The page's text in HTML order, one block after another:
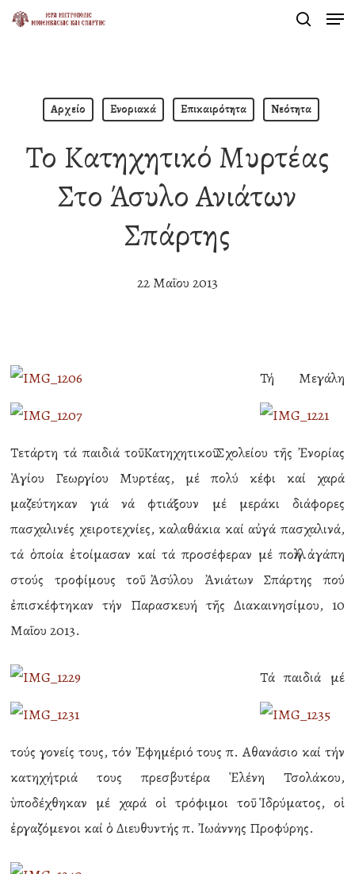
Skip
Αρχείο Ενοριακά Επικαιρότητα Νεότητα
Το Κατηχητικό Μυρτέας
Στο Άσυλο Ανιάτων
Σπάρτης
22 Μαΐου 2013
Τή Μεγάλη
Τετάρτη τά παιδιά τοῦ Κατηχητικοῦ Σχολείου τῆς Ἐνορίας
Ἁγίου Γεωργίου Μυρτέας, μέ πολύ κέφι καί χαρά
μαζεύτηκαν γιά νά φτιάξουν μέ μεράκι διάφορες
πασχαλινές χειροτεχνίες, καλαθάκια καί αὐγά πασχαλινά,
τά ὁποία ἐτοίμασαν καί τά προσέφεραν μέ πολλή ἀγάπη
στούς τροφίμους τοῦ Ἀσύλου Ἀνιάτων Σπάρτης πού
ἐπισκέφτηκαν τήν Παρασκευή τῆς Διακαινησίμου, 10
Μαΐου 2013.
Τά παιδιά μέ
τούς γονείς τους, τόν Ἐφημέριό τους π. Αθανάσιο καί τήν
κατηχήτριά τους πρεσβυτέρα Ἑλένη Τσολάκου,
ὑποδέχθηκαν μέ χαρά οἱ τρόφιμοι τοῦ Ἱδρύματος, οἱ
ἐργαζόμενοι καί ὁ Διευθυντής π. Ἰωάννης Προφύρης.